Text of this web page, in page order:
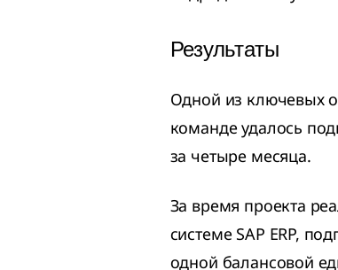
Результаты
Одной из ключевых
команде удалось
за четыре месяца.
За время проекта
системе SAP ERP,
одной балансовой